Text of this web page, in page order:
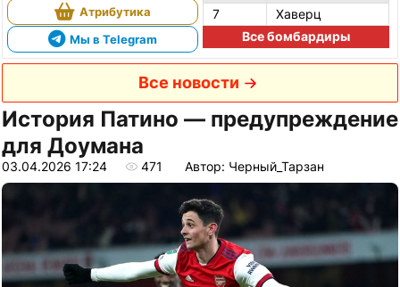
Атрибутика
Мы в Telegram
7
Хаверц
Все бомбардиры
Все новости
История Патино — предупреждение
для Доумана
03.04.2026 17:24 471 Автор: Черный_Тарзан